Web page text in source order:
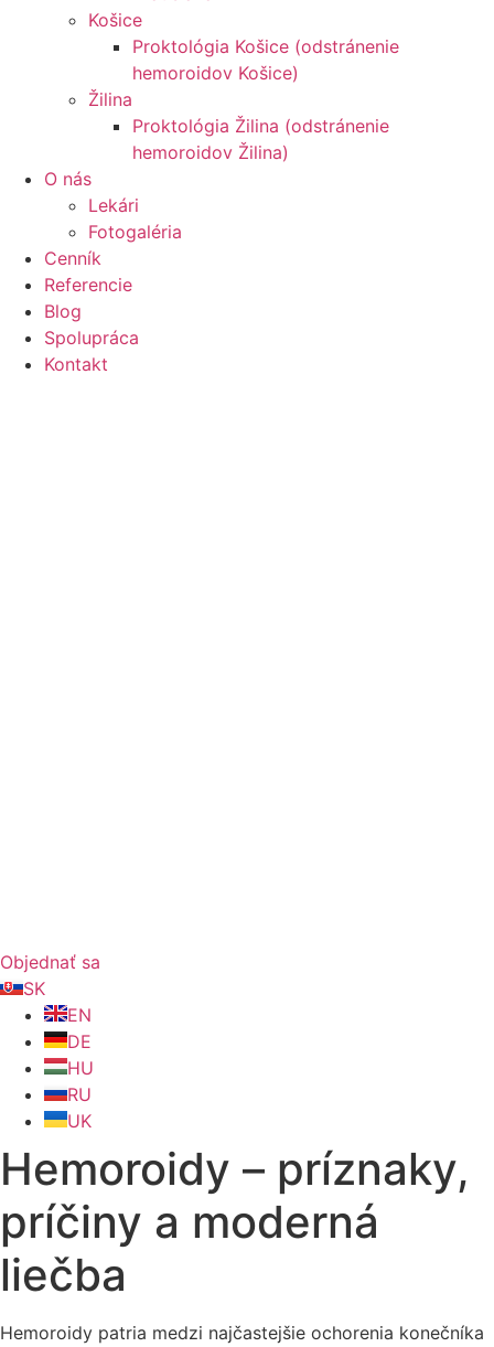
Košice
Proktológia Košice (odstránenie
hemoroidov Košice)
Žilina
Proktológia Žilina (odstránenie
hemoroidov Žilina)
O nás
Lekári
Fotogaléria
Cenník
Referencie
Blog
Spolupráca
Kontakt
Objednať sa
SK
EN
DE
HU
RU
UK
Hemoroidy – príznaky,
príčiny a moderná
liečba
Hemoroidy patria medzi najčastejšie ochorenia konečníka